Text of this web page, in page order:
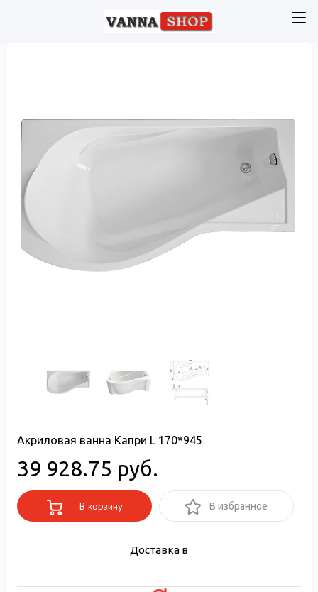
Акриловая ванна Капри L 170*945
39 928.75 руб.
В корзину В избранное
Доставка в